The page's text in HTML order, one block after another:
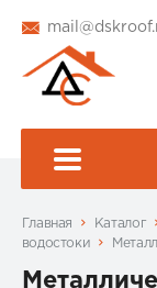
Главная Каталог
водостоки